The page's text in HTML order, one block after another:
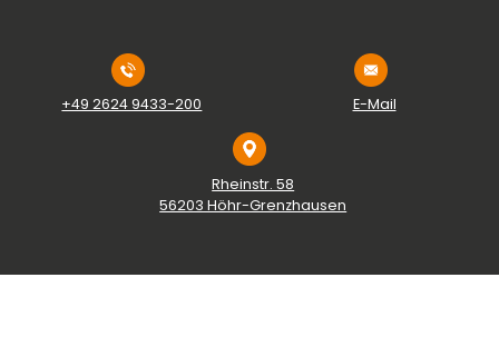
+49 2624 9433-200 E-Mail
Rheinstr. 58
56203 Höhr-Grenzhausen